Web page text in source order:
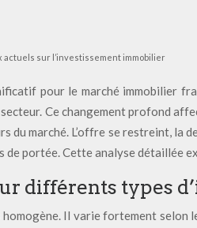
actuels sur l’investissement immobilier
pour le marché immobilier
secteur. Ce changement profond
marché. L’offre se restreint, la
de portée. Cette analyse détaillée
différents types
homogène. Il varie fortement